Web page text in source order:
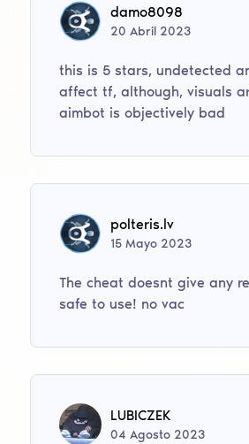
damo8098
20Abril 2023
this is 5 stars, undetected
affect tf, although, visuals
aimbot is objectively bad
polteris.lv
15Mayo 2023
The cheat doesnt give any
safe to use! no vac
LUBICZEK
04Agosto 2023